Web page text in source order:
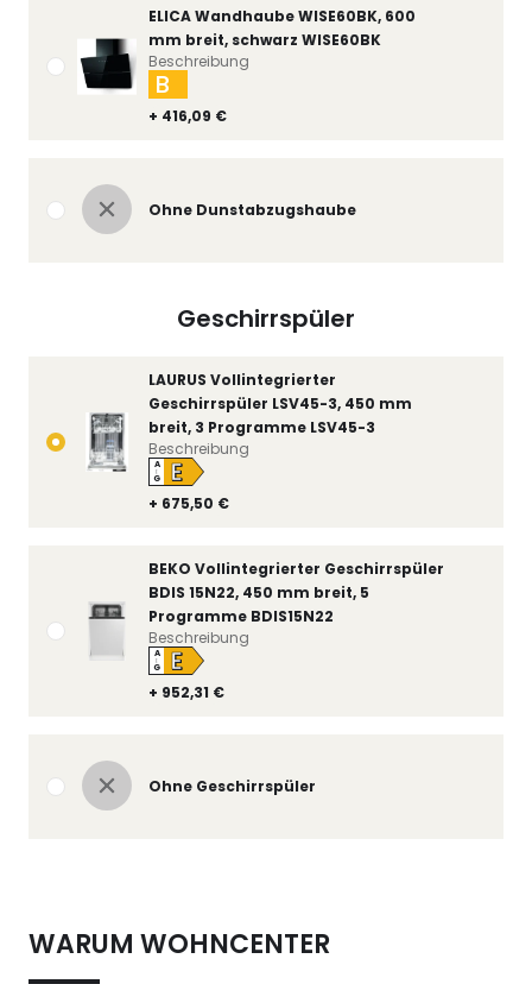
ELICA Wandhaube WISE60BK, 600
mm breit, schwarz WISE60BK
+ 416,09 €
B
Beschreibung
Ohne Dunstabzugshaube
Geschirrspüler
LAURUS Vollintegrierter
Geschirrspüler LSV45-3, 450 mm
breit, 3 Programme LSV45-3
+ 675,50 €
A
↑
G E
Beschreibung
BEKO Vollintegrierter Geschirrspüler
BDIS 15N22, 450 mm breit, 5
Programme BDIS15N22
+ 952,31 €
A
↑
G E
Beschreibung
Ohne Geschirrspüler
WARUM WOHNCENTER